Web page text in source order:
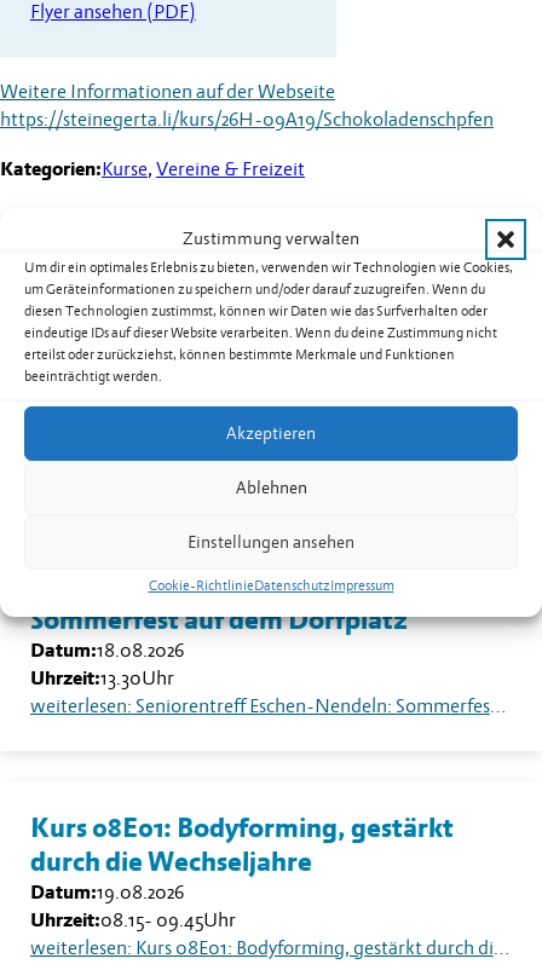
Zustimmung verwalten
Um dir ein optimales Erlebnis zu bieten, verwenden wir Technologien wie Cookies,
um Geräteinformationen zu speichern und/oder darauf zuzugreifen. Wenn du
diesen Technologien zustimmst, können wir Daten wie das Surfverhalten oder
eindeutige IDs auf dieser Website verarbeiten. Wenn du deine Zustimmung nicht
erteilst oder zurückziehst, können bestimmte Merkmale und Funktionen
beeinträchtigt werden.
Akzeptieren
Ablehnen
Einstellungen ansehen
Cookie-RichtlinieDatenschutzImpressum
Flyer ansehen (PDF)
Weitere Informationen auf der Webseite
https://steinegerta.li/kurs/26H-09A19/Schokoladenschpfen
Kategorien:Kurse, Vereine & Freizeit
Weitere Termine
Kurs 08B02: Yoga für Männer in
Nendeln
Datum:17.08.2026
Uhr
weiterlesen: Kurs 08B02: Yoga für Männer in Nendeln
Seniorentreff Eschen-Nendeln:
Sommerfest auf dem Dorfplatz
Datum:18.08.2026
Uhrzeit:13.30Uhr
weiterlesen: Seniorentreff Eschen-Nendeln: Sommerfest auf dem Dorfplatz
Kurs 08E01: Bodyforming, gestärkt
durch die Wechseljahre
Datum:19.08.2026
Uhrzeit:08.15- 09.45Uhr
weiterlesen: Kurs 08E01: Bodyforming, gestärkt durch die Wechseljahre